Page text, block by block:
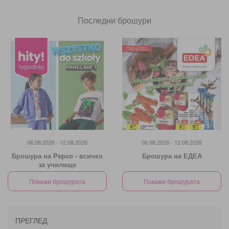
Последни брошури
06.08.2026 - 12.08.2026
Брошура на Pepco - всичко
за училище
Покажи брошурата
06.08.2026 - 12.08.2026
Брошура на ЕДЕА
Покажи брошурата
ПРЕГЛЕД